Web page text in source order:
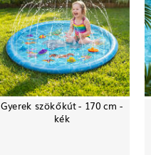
Gyerek szökőkút - 170 cm -
kék